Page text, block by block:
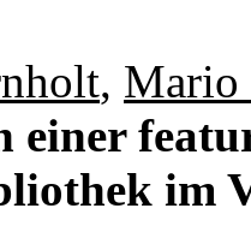
, Mario
einer
im